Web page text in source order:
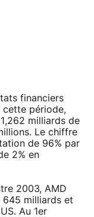
financiers
cette période,
milliards de
Le chiffre
de 96% par
2% en
2003, AMD
milliards et
Au 1er